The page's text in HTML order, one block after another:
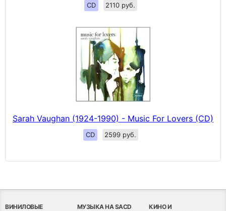
CD 2110 руб.
Sarah Vaughan (1924-1990) - Music For Lovers (CD)
CD 2599 руб.
ВИНИЛОВЫЕ
МУЗЫКА НА SACD
КИНО И